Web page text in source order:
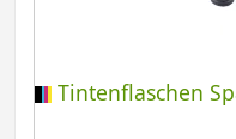
Tintenflaschen